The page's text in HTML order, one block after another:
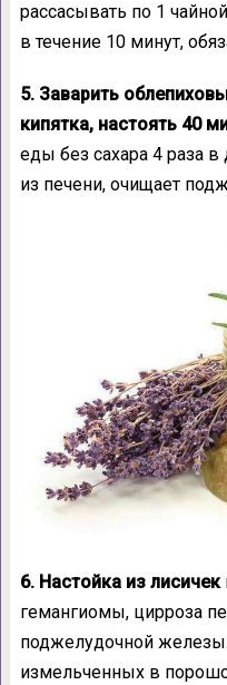
рассасывать по 1
в течение 10 минут,
5. Заварить
кипятка, настоять 40
еды без сахара 4 раза в
из печени, очищает
6. Настойка из лисичек
гемангиомы, цирроза
поджелудочной
измельченных в